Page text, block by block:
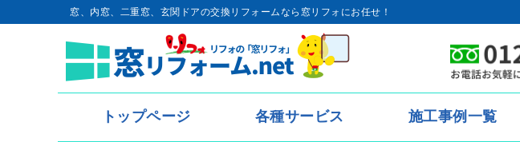
窓、内窓、二重窓、玄関ドアの交換リフォームなら窓リフォにお任せ！
トップページ 各種サービス 施工事例一覧